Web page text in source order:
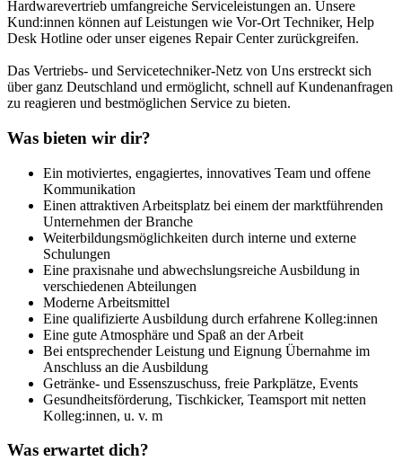
Hardwarevertrieb umfangreiche Serviceleistungen an. Unsere
Kund:innen können auf Leistungen wie Vor-Ort Techniker, Help
Desk Hotline oder unser eigenes Repair Center zurückgreifen.
Das Vertriebs- und Servicetechniker-Netz von Uns erstreckt sich
über ganz Deutschland und ermöglicht, schnell auf Kundenanfragen
zu reagieren und bestmöglichen Service zu bieten.
Was bieten wir dir?
Ein motiviertes, engagiertes, innovatives Team und offene
Kommunikation
Einen attraktiven Arbeitsplatz bei einem der marktführenden
Unternehmen der Branche
Weiterbildungsmöglichkeiten durch interne und externe
Schulungen
Eine praxisnahe und abwechslungsreiche Ausbildung in
verschiedenen Abteilungen
Moderne Arbeitsmittel
Eine qualifizierte Ausbildung durch erfahrene Kolleg:innen
Eine gute Atmosphäre und Spaß an der Arbeit
Bei entsprechender Leistung und Eignung Übernahme im
Anschluss an die Ausbildung
Getränke- und Essenszuschuss, freie Parkplätze, Events
Gesundheitsförderung, Tischkicker, Teamsport mit netten
Kolleg:innen, u. v. m
Was erwartet dich?